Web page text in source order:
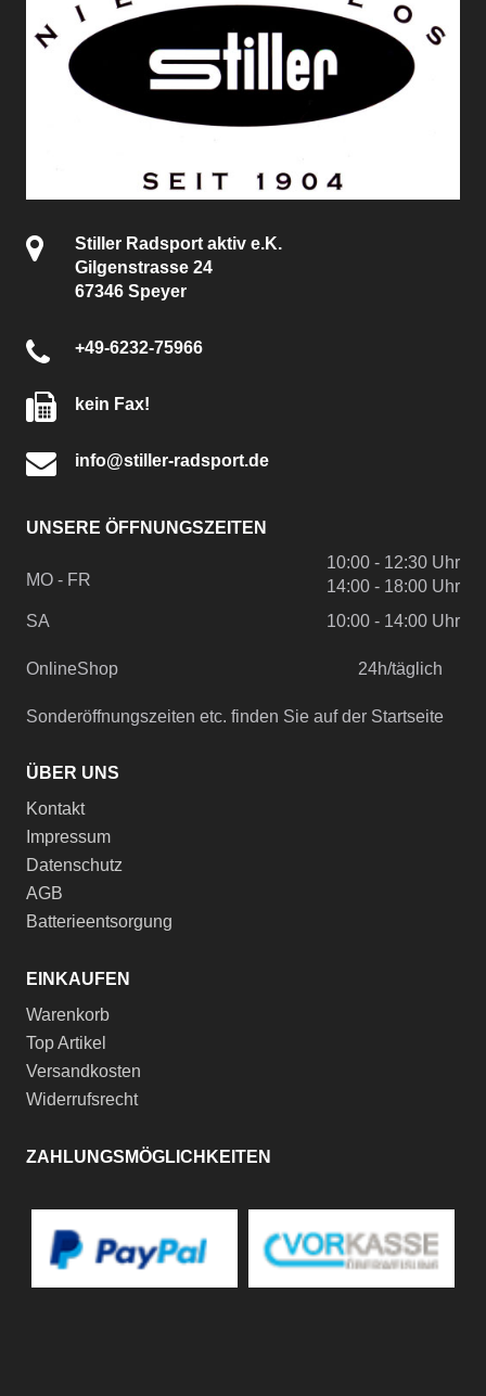
Stiller Radsport aktiv e.K.
Gilgenstrasse 24
67346 Speyer
+49-6232-75966
kein Fax!
info@stiller-radsport.de
UNSERE ÖFFNUNGSZEITEN
MO - FR
10:00 - 12:30 Uhr
14:00 - 18:00 Uhr
SA
10:00 - 14:00 Uhr
OnlineShop 24h/täglich
Sonderöffnungszeiten etc. finden Sie auf der Startseite
ÜBER UNS
Kontakt
Impressum
Datenschutz
AGB
Batterieentsorgung
EINKAUFEN
Warenkorb
Top Artikel
Versandkosten
Widerrufsrecht
ZAHLUNGSMÖGLICHKEITEN